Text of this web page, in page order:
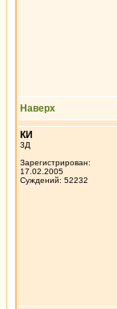
Наверх
КИ
3Д
Зарегистрирован:
17.02.2005
Суждений: 52232